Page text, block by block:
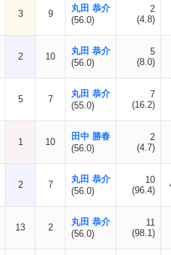
3 9
丸田 恭介
(56.0)
2
(4.8)
2 10
丸田 恭介
(56.0)
5
(8.0)
5 7
丸田 恭介
(55.0)
7
(16.2)
1 10
田中 勝春
(56.0)
2
(4.7)
2 7
丸田 恭介
(56.0)
10
(96.4)
13 2
丸田 恭介
(56.0)
11
(98.1)